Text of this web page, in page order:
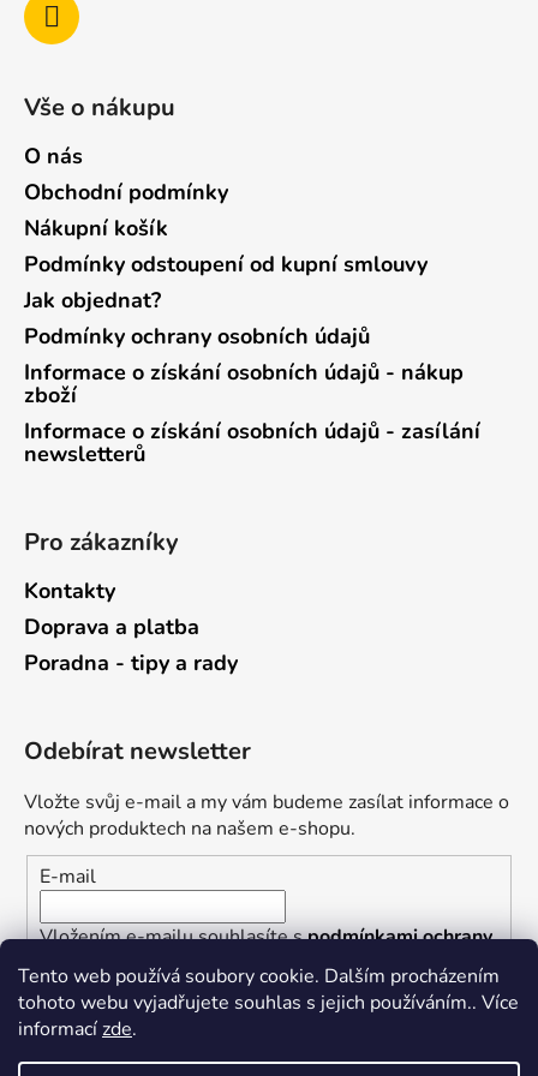
Tento web používá soubory cookie. Dalším procházením
tohoto webu vyjadřujete souhlas s jejich používáním.. Více
informacízde.
Vše o nákupu
O nás
Obchodní podmínky
Nákupní košík
Podmínky odstoupení od kupní smlouvy
Jak objednat?
Podmínky ochrany osobních údajů
Informace o získání osobních údajů - nákup
zboží
Informace o získání osobních údajů - zasílání
newsletterů
Pro zákazníky
Kontakty
Doprava a platba
Poradna - tipy a rady
Odebírat newsletter
Vložte svůj e-mail a my vám budeme zasílat informace o
nových produktech na našem e-shopu.
E-mail
Vložením e-mailu souhlasíte spodmínkami ochrany
osobních údajů
PŘIHLÁSIT SE